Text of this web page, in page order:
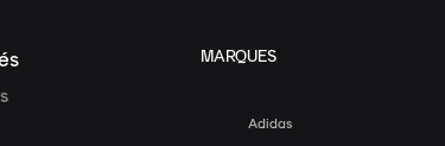
MARQUES
Adidas